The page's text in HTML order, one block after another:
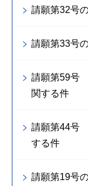
請願第32号
請願第33号
請願第59号
関する件
請願第44号
する件
請願第19号